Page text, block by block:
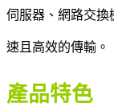
伺服器、網路交換
速且高效的傳輸。
產品特色